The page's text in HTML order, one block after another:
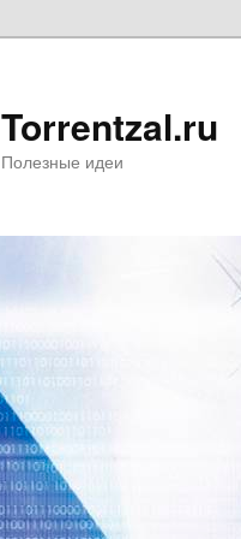
Torrentzal.ru
Полезные идеи